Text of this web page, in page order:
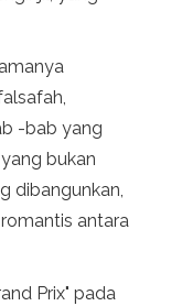
-bab yang
bukan
dibangunkan,
antara
Prix" pada